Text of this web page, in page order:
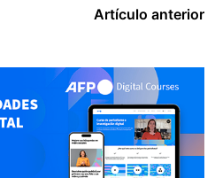
Artículo anterior